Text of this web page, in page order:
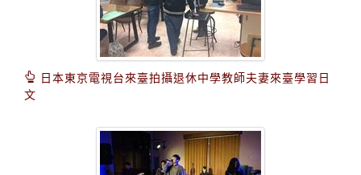
日本東京電視台來臺拍攝退休中學教師夫妻來臺學習日
文